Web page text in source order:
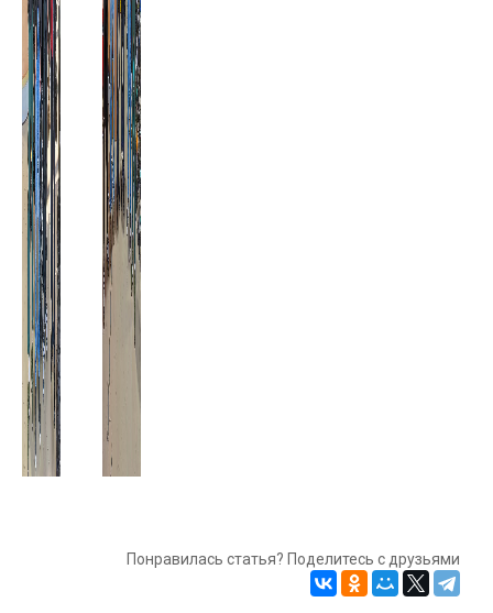
Понравилась статья? Поделитесь с друзьями